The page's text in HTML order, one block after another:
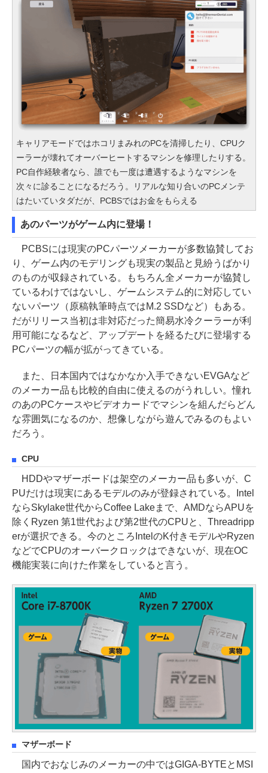
キャリアモードではホコリまみれのPCを清掃したり、CPUク
ーラーが壊れてオーバーヒートするマシンを修理したりする。
PC自作経験者なら、誰でも一度は遭遇するようなマシンを
次々に診ることになるだろう。リアルな知り合いのPCメンテ
はたいていタダだが、PCBSではお金をもらえる
あのパーツがゲーム内に登場！
PCBSには現実のPCパーツメーカーが多数協賛してお
り、ゲーム内のモデリングも現実の製品と見紛うばかり
のものが収録されている。もちろん全メーカーが協賛し
ているわけではないし、ゲームシステム的に対応してい
ないパーツ（原稿執筆時点ではM.2 SSDなど）もある。
だがリリース当初は非対応だった簡易水冷クーラーが利
用可能になるなど、アップデートを経るたびに登場する
PCパーツの幅が拡がってきている。
また、日本国内ではなかなか入手できないEVGAなど
のメーカー品も比較的自由に使えるのがうれしい。憧れ
のあのPCケースやビデオカードでマシンを組んだらどん
な雰囲気になるのか、想像しながら遊んでみるのもよい
だろう。
CPU
HDDやマザーボードは架空のメーカー品も多いが、C
PUだけは現実にあるモデルのみが登録されている。Intel
ならSkylake世代からCoffee Lakeまで、AMDならAPUを
除くRyzen 第1世代および第2世代のCPUと、Threadripp
erが選択できる。今のところIntelのK付きモデルやRyzen
などでCPUのオーバークロックはできないが、現在OC
機能実装に向けた作業をしていると言う。
マザーボード
国内でおなじみのメーカーの中ではGIGA-BYTEとMSI